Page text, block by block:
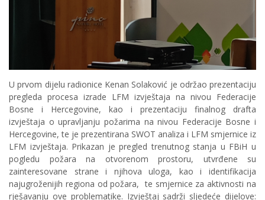
U prvom dijelu radionice Kenan Solaković je održao prezentaciju
pregleda procesa izrade LFM izvještaja na nivou Federacije
Bosne i Hercegovine, kao i prezentaciju finalnog drafta
izvještaja o upravljanju požarima na nivou Federacije Bosne i
Hercegovine, te je prezentirana SWOT analiza i LFM smjernice iz
LFM izvještaja. Prikazan je pregled trenutnog stanja u FBiH u
pogledu požara na otvorenom prostoru, utvrđene su
zainteresovane strane i njihova uloga, kao i identifikacija
najugroženijih regiona od požara, te smjernice za aktivnosti na
rješavanju ove problematike. Izvještaj sadrži sljedeće dijelove: